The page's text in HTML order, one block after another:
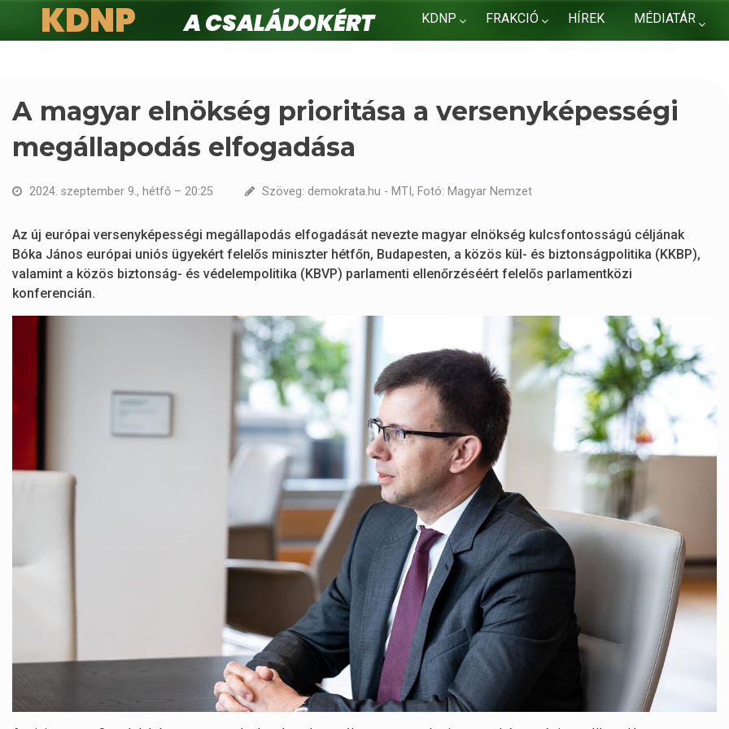
KDNP FRAKCIÓ HÍREK MÉDIATÁR
KDNP
A családokért.
A magyar elnökség prioritása a versenyképességi
megállapodás elfogadása
2024. szeptember 9., hétfő – 20:25 Szöveg: demokrata.hu - MTI, Fotó: Magyar Nemzet
Az új európai versenyképességi megállapodás elfogadását nevezte magyar elnökség kulcsfontosságú céljának
Bóka János európai uniós ügyekért felelős miniszter hétfőn, Budapesten, a közös kül- és biztonságpolitika (KKBP),
valamint a közös biztonság- és védelempolitika (KBVP) parlamenti ellenőrzéséért felelős parlamentközi
konferencián.